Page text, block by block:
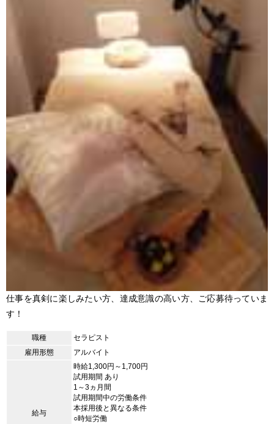
仕事を真剣に楽しみたい方、達成意識の高い方、ご応募待っていま
す！
職種
セラピスト
雇用形態
アルバイト
給与
時給1,300円～1,700円
試用期間 あり
1～3ヵ月間
試用期間中の労働条件
本採用後と異なる条件
○時短労働